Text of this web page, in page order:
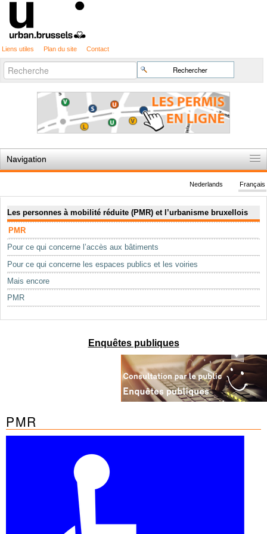
Liens utiles Plan du site Contact
Chercher par
Recherche
avancée…
Navigation
Règles du jeu
Permis d'urbanisme
Cartographie
Etudes et publications
Mots-clés
Renseignements urbanistiques
Français
Nederlands
Les personnes à mobilité réduite (PMR) et l’urbanisme bruxellois
PMR
Pour ce qui concerne l’accès aux bâtiments
Pour ce qui concerne les espaces publics et les voiries
Mais encore
PMR
Enquêtes publiques
PMR